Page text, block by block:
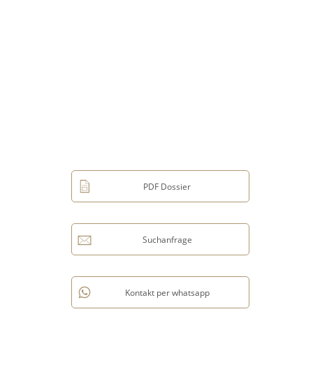
PDF Dossier
Suchanfrage
Kontakt per whatsapp